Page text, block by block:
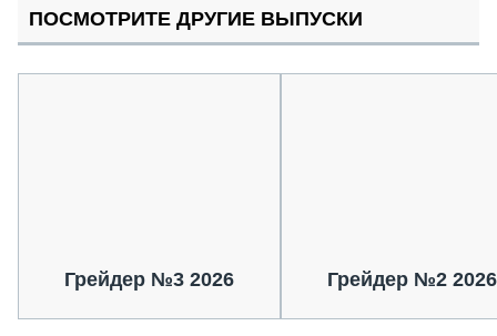
ПОСМОТРИТЕ ДРУГИЕ ВЫПУСКИ
Грейдер №3 2026 Грейдер №2 2026